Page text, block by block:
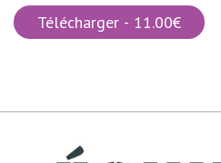
Télécharger - 11.00€